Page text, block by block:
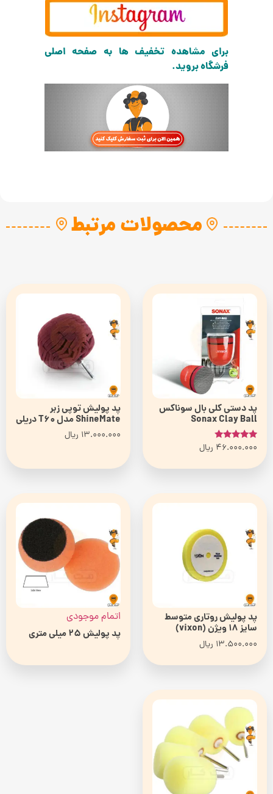
برای مشاهده تخفیف ها به صفحه اصلی
فرشگاه بروید.
محصولات مرتبط
پد دستی کلی بال سوناکس
Sonax Clay Ball
امتیاز
46.000.000 ریال
پد پولیش توپی زبر
ShineMate مدل T60 دریلی
13.000.000 ریال
پد پولیش روتاری متوسط
سایز 18 ویژن (vixon)
13.500.000 ریال
اتمام موجودی
پد پولیش 25 میلی متری